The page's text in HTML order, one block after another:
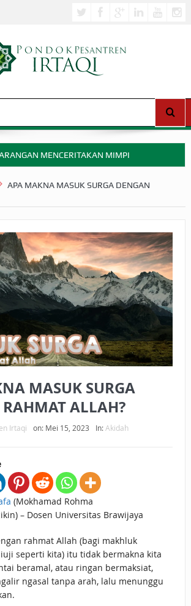
MENCERITAKAN MIMPI
MENJELANG PERANG BADAR
WAJIB?
DI DUNIA!
MEMBAYAR ZAKAT UANG?
MENJADI HALAL JIKA SEBAB
BERUBAH
ISTIDLAL SYAR’I
ALLAH
ZAKAT DENGAN CARA MENGANGSUR
ZAKAT KEPADA KERABAT SENDIRI
APA MAKNA MASUK SURGA DENGAN
MASUK SURGA
ALLAH?
Irtaqi on: Mei 15, 2023 In:Akidah
(Mokhamad Rohma
– Dosen Universitas Brawijaya
rahmat Allah (bagi makhluk
seperti kita) itu tidak bermakna kita
beramal, atau ringan bermaksiat,
ngasal tanpa arah, lalu menunggu